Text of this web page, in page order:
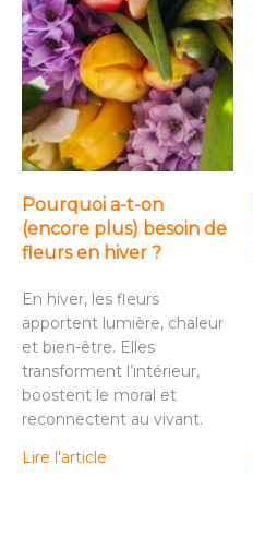
Pourquoi a-t-on
(encore plus) besoin de
fleurs en hiver ?
En hiver, les fleurs
apportent lumière, chaleur
et bien-être. Elles
transforment l’intérieur,
boostent le moral et
reconnectent au vivant.
Lire l'article